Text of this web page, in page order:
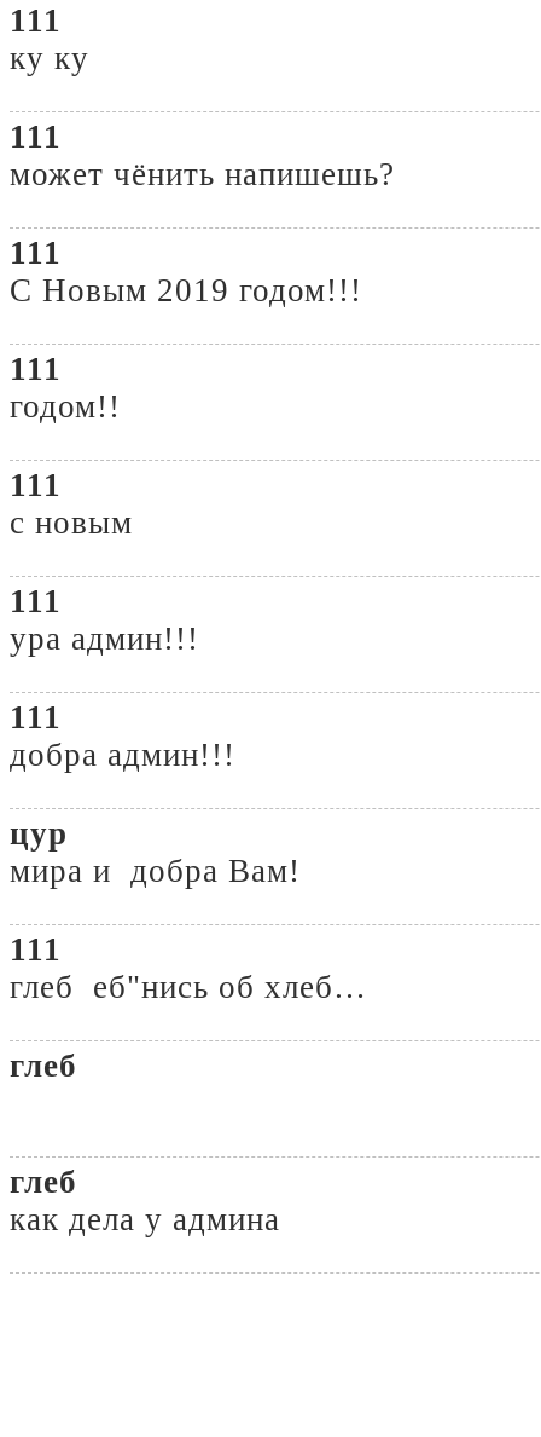
111
ку ку
111
может чёнить напишешь?
111
С Новым 2019 годом!!!
111
годом!!
111
с новым
111
ура админ!!!
111
добра админ!!!
цур
мира и добра Вам!
111
глеб еб"нись об хлеб…
глеб
глеб
как дела у админа